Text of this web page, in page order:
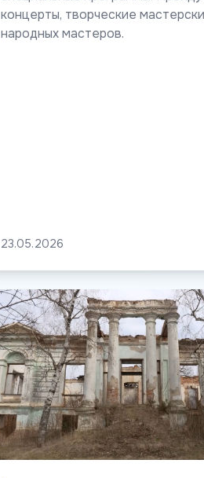
концерты, творческие
народных мастеров.
23.05.2026